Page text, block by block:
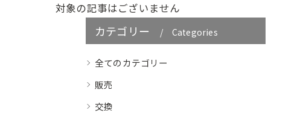
対象の記事はございません
カテゴリー Categories
全てのカテゴリー
販売
交換